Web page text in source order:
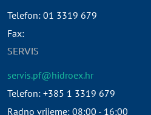
Telefon: 01 3319 679
Fax:
SERVIS
servis.pf@hidroex.hr
Telefon: +385 1 3319 679
Radno vrijeme: 08:00 - 16:00